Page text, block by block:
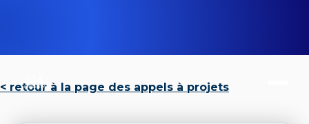
< retour à la page des appels à projets